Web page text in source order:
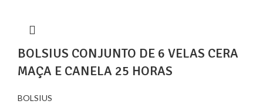
BOLSIUS CONJUNTO DE 6 VELAS CERA
MAÇA E CANELA 25 HORAS
BOLSIUS